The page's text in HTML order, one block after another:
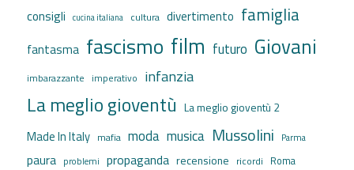
consigli cucina italiana cultura divertimento famiglia
fantasma fascismo film futuro Giovani
imbarazzante imperativo infanzia
La meglio gioventù La meglio gioventù 2
Made In Italy mafia moda musica Mussolini Parma
paura problemi propaganda recensione ricordi Roma